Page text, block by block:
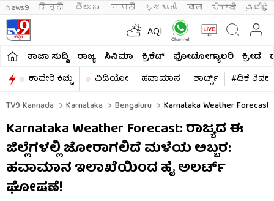
News9 हिन्दी తెలుగు मराठी ગુજરાતી বাংলা ਪੰਜਾਬੀ தமிழ்
AQI
ತಾಜಾ ಸುದ್ದಿ ರಾಜ್ಯ ಸಿನಿಮಾ ಕ್ರಿಕೆಟ್​ ಫೋಟೋಗ್ಯಾಲರಿ ಕ್ರೀಡೆ
ಕಾವೇರಿ ಕಿಚ್ಚು
ವಿಡಿಯೋ ಹವಾಮಾನ ಶಾರ್ಟ್ಸ್​
#ಡಿಕೆ
TV9 Kannada
Karnataka Bengaluru Karnataka Weather
Karnataka Weather Forecast: ರಾಜ್ಯದ ಈ
ಜಿಲ್ಲೆಗಳಲ್ಲಿ ಜೋರಾಗಲಿದೆ ಮಳೆಯ ಅಬ್ಬರ:
ಹವಾಮಾನ ಇಲಾಖೆಯಿಂದ ಹೈ ಅಲರ್ಟ್
ಘೋಷಣೆ!